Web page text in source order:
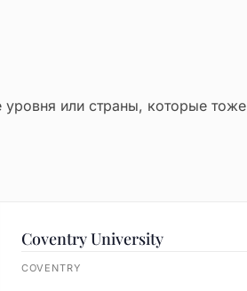
уровня или страны, которые тоже
Coventry University
COVENTRY